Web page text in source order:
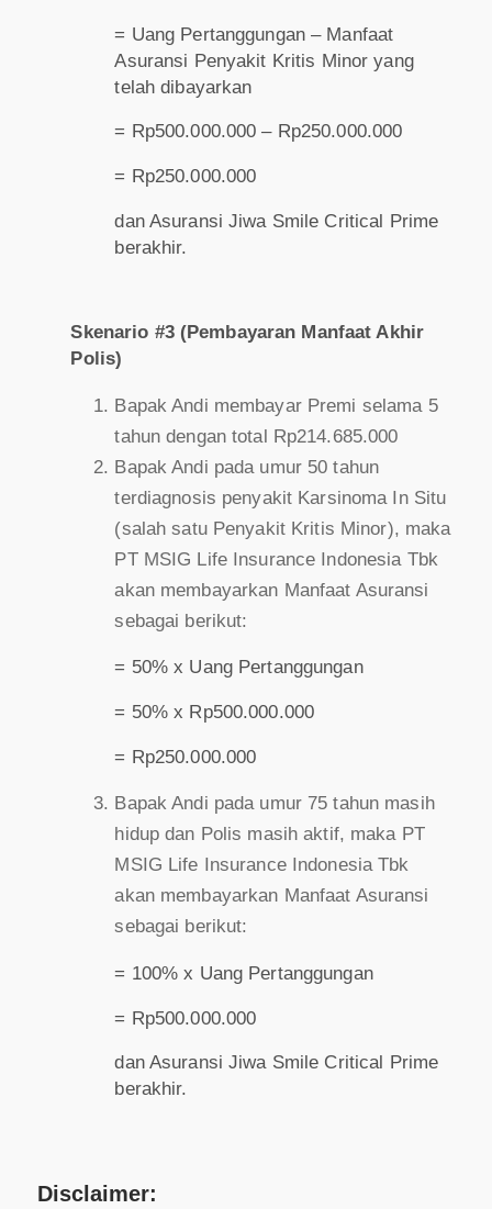
= Uang Pertanggungan – Manfaat
Asuransi Penyakit Kritis Minor yang
telah dibayarkan
= Rp500.000.000 – Rp250.000.000
= Rp250.000.000
dan Asuransi Jiwa Smile Critical Prime
berakhir.
Skenario #3 (Pembayaran Manfaat Akhir
Polis)
Bapak Andi membayar Premi selama 5
tahun dengan total Rp214.685.000
Bapak Andi pada umur 50 tahun
terdiagnosis penyakit Karsinoma In Situ
(salah satu Penyakit Kritis Minor), maka
PT MSIG Life Insurance Indonesia Tbk
akan membayarkan Manfaat Asuransi
sebagai berikut:
= 50% x Uang Pertanggungan
= 50% x Rp500.000.000
= Rp250.000.000
Bapak Andi pada umur 75 tahun masih
hidup dan Polis masih aktif, maka PT
MSIG Life Insurance Indonesia Tbk
akan membayarkan Manfaat Asuransi
sebagai berikut:
= 100% x Uang Pertanggungan
= Rp500.000.000
dan Asuransi Jiwa Smile Critical Prime
berakhir.
Disclaimer: